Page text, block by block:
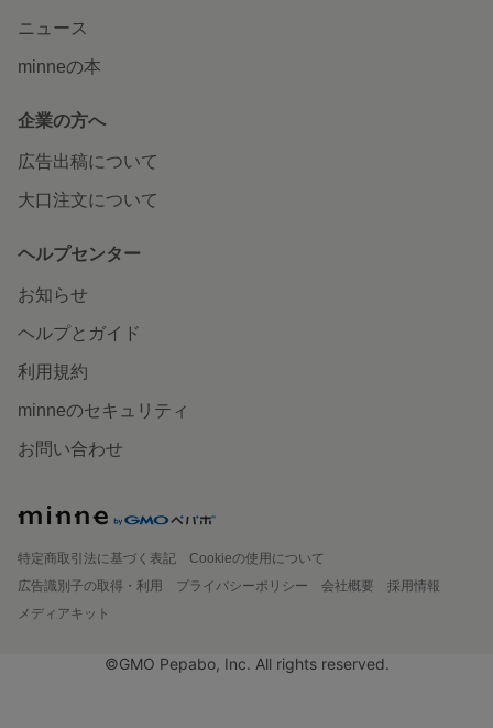
ニュース
minneの本
企業の方へ
広告出稿について
大口注文について
ヘルプセンター
お知らせ
ヘルプとガイド
利用規約
minneのセキュリティ
お問い合わせ
特定商取引法に基づく表記
Cookieの使用について
広告識別子の取得・利用
プライバシーポリシー 会社概要
採用情報
メディアキット
©GMO Pepabo, Inc. All rights reserved.